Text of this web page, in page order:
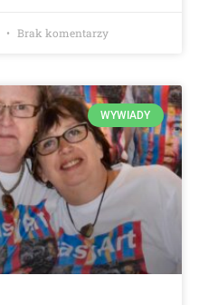
Brak komentarzy
WYWIADY